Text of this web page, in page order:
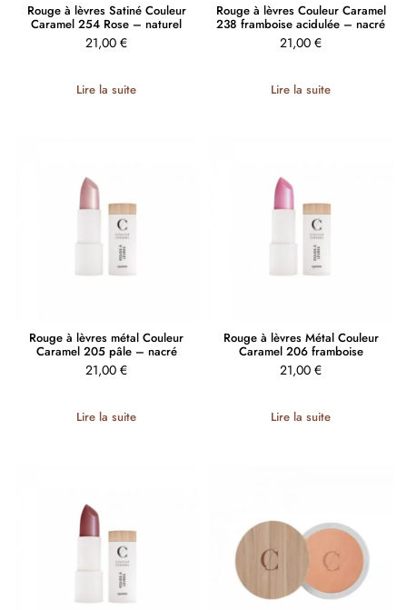
Rouge à lèvres Satiné Couleur
Caramel 254 Rose – naturel
21,00 €
Lire la suite
Rouge à lèvres Couleur Caramel
238 framboise acidulée – nacré
21,00 €
Lire la suite
Rouge à lèvres métal Couleur
Caramel 205 pâle – nacré
21,00 €
Lire la suite
Rouge à lèvres Métal Couleur
Caramel 206 framboise
21,00 €
Lire la suite